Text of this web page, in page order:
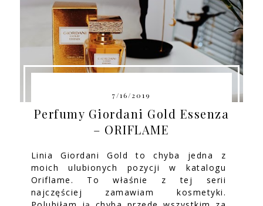
7/16/2019
Perfumy Giordani Gold Essenza
– ORIFLAME
Linia Giordani Gold to chyba jedna z
moich ulubionych pozycji w katalogu
Oriflame. To właśnie z tej serii
najczęściej zamawiam kosmetyki.